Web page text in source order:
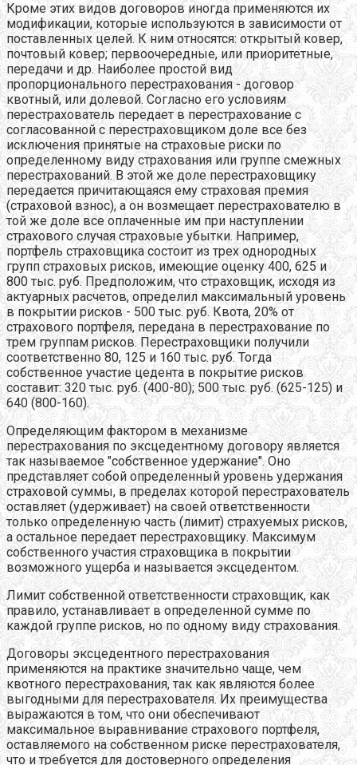
Кроме этих видов договоров иногда применяются их
модификации, которые используются в зависимости от
поставленных целей. К ним относятся: открытый ковер,
почтовый ковер; первоочередные, или приоритетные,
передачи и др. Наиболее простой вид
пропорционального перестрахования - договор
квотный, или долевой. Согласно его условиям
перестрахователь передает в перестрахование с
согласованной с перестраховщиком доле все без
исключения принятые на страховые риски по
определенному виду страхования или группе смежных
перестрахований. В этой же доле перестраховщику
передается причитающаяся ему страховая премия
(страховой взнос), а он возмещает перестрахователю в
той же доле все оплаченные им при наступлении
страхового случая страховые убытки. Например,
портфель страховщика состоит из трех однородных
групп страховых рисков, имеющие оценку 400, 625 и
800 тыс. руб. Предположим, что страховщик, исходя из
актуарных расчетов, определил максимальный уровень
в покрытии рисков - 500 тыс. руб. Квота, 20% от
страхового портфеля, передана в перестрахование по
трем группам рисков. Перестраховщики получили
соответственно 80, 125 и 160 тыс. руб. Тогда
собственное участие цедента в покрытие рисков
составит: 320 тыс. руб. (400-80); 500 тыс. руб. (625-125) и
640 (800-160).
Определяющим фактором в механизме
перестрахования по эксцедентному договору является
так называемое "собственное удержание". Оно
представляет собой определенный уровень удержания
страховой суммы, в пределах которой перестрахователь
оставляет (удерживает) на своей ответственности
только определенную часть (лимит) страхуемых рисков,
а остальное передает перестраховщику. Максимум
собственного участия страховщика в покрытии
возможного ущерба и называется эксцедентом.
Лимит собственной ответственности страховщик, как
правило, устанавливает в определенной сумме по
каждой группе рисков, но по одному виду страхования.
Договоры эксцедентного перестрахования
применяются на практике значительно чаще, чем
квотного перестрахования, так как являются более
выгодными для перестрахователя. Их преимущества
выражаются в том, что они обеспечивают
максимальное выравнивание страхового портфеля,
оставляемого на собственном риске перестрахователя,
что и требуется для достоверного определения